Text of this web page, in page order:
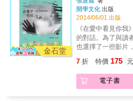
自〈放手高飛〉
差距，毫無共識。
產，所以他得死守
一點夫妻之情也在爭奪
再怎麼相愛，還是
個人整天膩在一起
感，日子久了，很
理，就有可能相看
而妻子下班之後空
錢，就是交男友，
控，怨上加仇，使得
《我在乎》。 & ★在很多方面，居家修繕跟婚
姻大同小異。不光
努力，有時候，妳
盡，砍掉重練更容
愛這棟房子或老公
水，只會心滿意足
美好。 & ★大多數的人身材都回不去了，再也
回不到走紅毯那天
培根都不是我們的
岸， 找到完整的自
金石堂
開學文化 出版
2014/06/01 出版
《在愛中看見你我
的對話。為了與讀
也選擇了一些影片
的渴求與表現的不同。 作者本身以心理
基解讀人格九型，
對愛的需求與互動
7 折 特價 175 元
電子書